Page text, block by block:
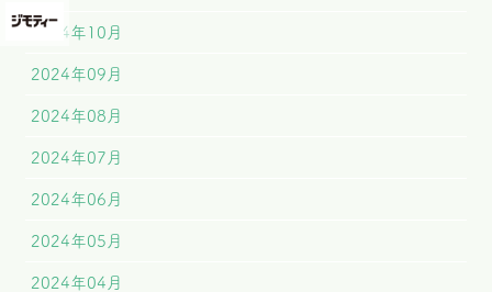
2024年10月
2024年09月
2024年08月
2024年07月
2024年06月
2024年05月
2024年04月